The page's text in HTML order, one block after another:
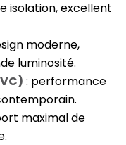
isolation, excellent
moderne,
luminosité.
: performance
maximal de